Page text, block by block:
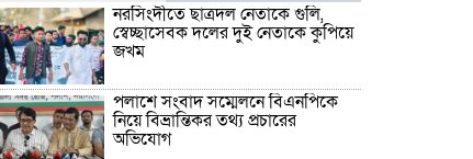
নরসিংদীতে ছাত্রদল নেতাকে গুলি,
স্বেচ্ছাসেবক দলের দুই নেতাকে কুপিয়ে
জখম
পলাশে সংবাদ সম্মেলনে বিএনপিকে
নিয়ে বিভ্রান্তিকর তথ্য প্রচারের
অভিযোগ